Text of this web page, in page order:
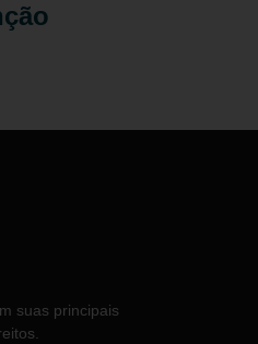
suas principais